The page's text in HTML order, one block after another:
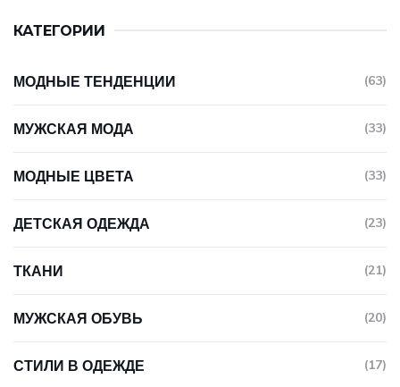
КАТЕГОРИИ
МОДНЫЕ ТЕНДЕНЦИИ (63)
МУЖСКАЯ МОДА (33)
МОДНЫЕ ЦВЕТА (33)
ДЕТСКАЯ ОДЕЖДА (23)
ТКАНИ (21)
МУЖСКАЯ ОБУВЬ (20)
СТИЛИ В ОДЕЖДЕ (17)